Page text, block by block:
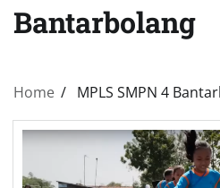
Bantarbolang
Home MPLS SMPN 4